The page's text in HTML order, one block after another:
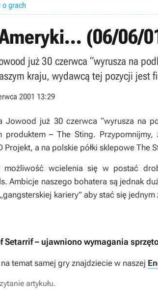
o grach
(06/06/
już 30 czerwca “wyrusza na
kraju, wydawcą tej pozycji jest
2001 13:29
Jowood już 30 czerwca “wyrusza na
produktem – The Sting.
Projekt, a na polskie półki sklepowe The
możliwość wcielenia się w postać
Ambicje naszego bohatera są jednak
kariery” aby stać się
Setarrif – ujawniono wymagania
temat samej gry znajdziecie w naszej
artykułu.